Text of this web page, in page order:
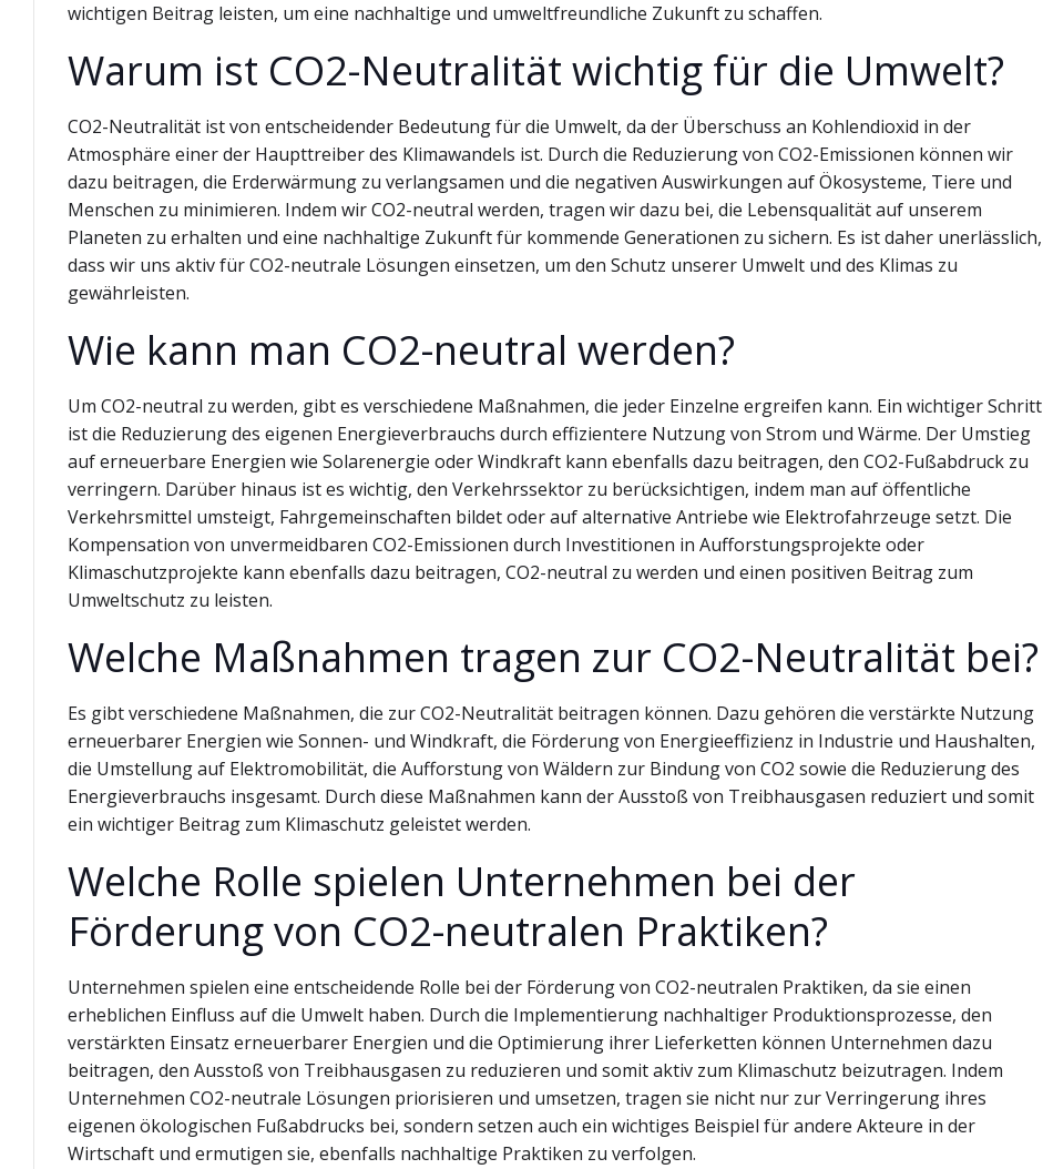
wichtigen Beitrag leisten, um eine nachhaltige und umweltfreundliche Zukunft zu schaffen.
Warum ist CO2-Neutralität wichtig für die Umwelt?
CO2-Neutralität ist von entscheidender Bedeutung für die Umwelt, da der Überschuss an Kohlendioxid in der
Atmosphäre einer der Haupttreiber des Klimawandels ist. Durch die Reduzierung von CO2-Emissionen können wir
dazu beitragen, die Erderwärmung zu verlangsamen und die negativen Auswirkungen auf Ökosysteme, Tiere und
Menschen zu minimieren. Indem wir CO2-neutral werden, tragen wir dazu bei, die Lebensqualität auf unserem
Planeten zu erhalten und eine nachhaltige Zukunft für kommende Generationen zu sichern. Es ist daher unerlässlich,
dass wir uns aktiv für CO2-neutrale Lösungen einsetzen, um den Schutz unserer Umwelt und des Klimas zu
gewährleisten.
Wie kann man CO2-neutral werden?
Um CO2-neutral zu werden, gibt es verschiedene Maßnahmen, die jeder Einzelne ergreifen kann. Ein wichtiger Schritt
ist die Reduzierung des eigenen Energieverbrauchs durch effizientere Nutzung von Strom und Wärme. Der Umstieg
auf erneuerbare Energien wie Solarenergie oder Windkraft kann ebenfalls dazu beitragen, den CO2-Fußabdruck zu
verringern. Darüber hinaus ist es wichtig, den Verkehrssektor zu berücksichtigen, indem man auf öffentliche
Verkehrsmittel umsteigt, Fahrgemeinschaften bildet oder auf alternative Antriebe wie Elektrofahrzeuge setzt. Die
Kompensation von unvermeidbaren CO2-Emissionen durch Investitionen in Aufforstungsprojekte oder
Klimaschutzprojekte kann ebenfalls dazu beitragen, CO2-neutral zu werden und einen positiven Beitrag zum
Umweltschutz zu leisten.
Welche Maßnahmen tragen zur CO2-Neutralität bei?
Es gibt verschiedene Maßnahmen, die zur CO2-Neutralität beitragen können. Dazu gehören die verstärkte Nutzung
erneuerbarer Energien wie Sonnen- und Windkraft, die Förderung von Energieeffizienz in Industrie und Haushalten,
die Umstellung auf Elektromobilität, die Aufforstung von Wäldern zur Bindung von CO2 sowie die Reduzierung des
Energieverbrauchs insgesamt. Durch diese Maßnahmen kann der Ausstoß von Treibhausgasen reduziert und somit
ein wichtiger Beitrag zum Klimaschutz geleistet werden.
Welche Rolle spielen Unternehmen bei der
Förderung von CO2-neutralen Praktiken?
Unternehmen spielen eine entscheidende Rolle bei der Förderung von CO2-neutralen Praktiken, da sie einen
erheblichen Einfluss auf die Umwelt haben. Durch die Implementierung nachhaltiger Produktionsprozesse, den
verstärkten Einsatz erneuerbarer Energien und die Optimierung ihrer Lieferketten können Unternehmen dazu
beitragen, den Ausstoß von Treibhausgasen zu reduzieren und somit aktiv zum Klimaschutz beizutragen. Indem
Unternehmen CO2-neutrale Lösungen priorisieren und umsetzen, tragen sie nicht nur zur Verringerung ihres
eigenen ökologischen Fußabdrucks bei, sondern setzen auch ein wichtiges Beispiel für andere Akteure in der
Wirtschaft und ermutigen sie, ebenfalls nachhaltige Praktiken zu verfolgen.